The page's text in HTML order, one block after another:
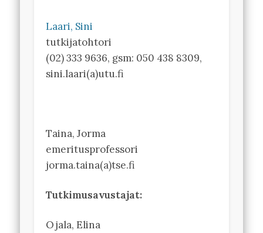
Laari, Sini
tutkijatohtori
(02) 333 9636, gsm: 050 438 8309,
sini.laari(a)utu.fi
Taina, Jorma
emeritusprofessori
jorma.taina(a)tse.fi
Tutkimusavustajat:
Ojala, Elina